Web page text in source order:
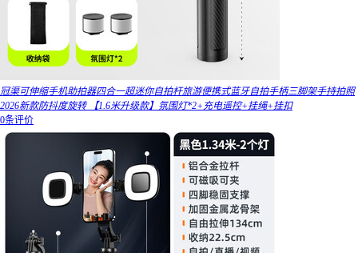
冠渠可伸缩手机助拍器四合一超迷你自拍杆旅游便携式蓝牙自拍手柄三脚架手持拍照
2026新款防抖度旋转 【1.6米升级款】氛围灯*2+充电遥控+挂绳+挂扣
0条评价